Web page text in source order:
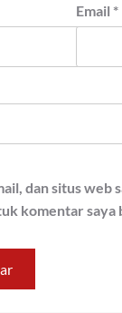
Email *
dan situs web
komentar saya